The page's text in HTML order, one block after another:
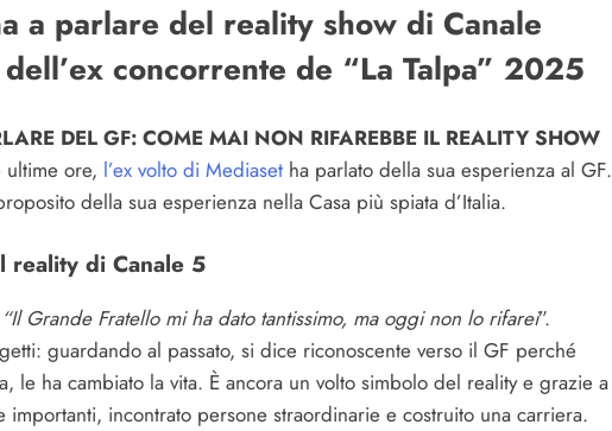
a parlare del reality show di Canale
concorrente de “La Talpa” 2025
DEL GF: COME MAI NON RIFAREBBE IL REALITY SHOW
ore, l’ex volto di Mediaset ha parlato della sua esperienza al GF.
della sua esperienza nella Casa più spiata d’Italia.
reality di Canale 5
“Il Grande Fratello mi ha dato tantissimo, ma oggi non lo rifarei”.
guardando al passato, si dice riconoscente verso il GF perché
le ha cambiato la vita. È ancora un volto simbolo del reality e grazie a
incontrato persone straordinarie e costruito una carriera.